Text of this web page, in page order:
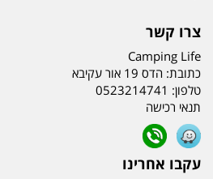
צרו קשר
Camping Life
כתובת: הדס 19 אור עקיבא
טלפון: 0523214741
תנאי רכישה
עקבו אחרינו